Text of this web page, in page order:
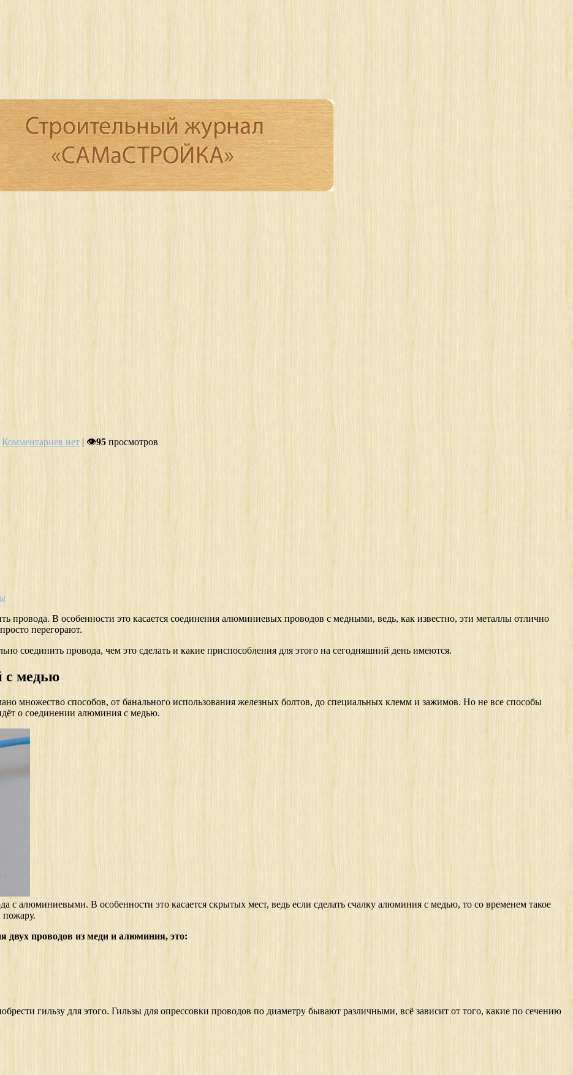
Комментариев нет | 👁95 просмотров
провода. В особенности это касается соединения алюминиевых проводов с медными, ведь, как известно, эти металлы отлично
перегорают.
соединить провода, чем это сделать и какие приспособления для этого на сегодняшний день имеются.
с медью
множество способов, от банального использования железных болтов, до специальных клемм и зажимов. Но не все способы
о соединении алюминия с медью.
с алюминиевыми. В особенности это касается скрытых мест, ведь если сделать счалку алюминия с медью, то со временем такое
пожару.
двух проводов из меди и алюминия, это:
гильзу для этого. Гильзы для опрессовки проводов по диаметру бывают различными, всё зависит от того, какие по сечению